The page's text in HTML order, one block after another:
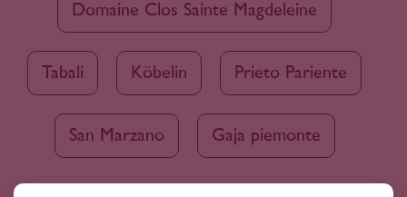
Domaine Clos Sainte Magdeleine
Tabali Köbelin Prieto Pariente
San Marzano Gaja piemonte